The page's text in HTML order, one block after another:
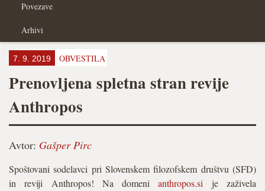
Povezave
Arhivi
7. 9. 2019 OBVESTILA
Prenovljena spletna stran revije
Anthropos
Avtor: Gašper Pirc
Spoštovani sodelavci pri Slovenskem filozofskem društvu (SFD)
in reviji Anthropos! Na domenianthropos.si je zaživela